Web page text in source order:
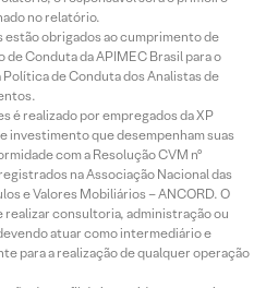
no relatório.
estão obrigados ao cumprimento de
Conduta da APIMEC Brasil para o
de Conduta dos Analistas de
é realizado por empregados da XP
investimento que desempenham suas
com a Resolução CVM nº
na Associação Nacional das
e Valores Mobiliários – ANCORD. O
consultoria, administração ou
atuar como intermediário e
para a realização de qualquer operação